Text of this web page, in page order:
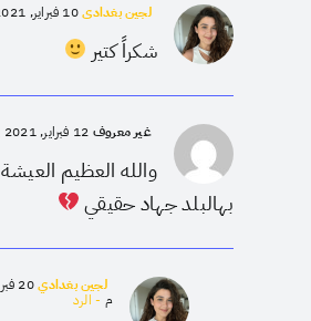
لجين بغدادي10 فبراير, 2021 في 1:54 م
شكراً كتير
غير معروف
والله العظيم العيشة
بهالبلد جهاد حقيقي
لجين بغدادي
م - الرد